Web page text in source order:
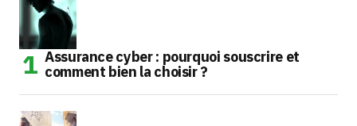
Assurance cyber : pourquoi souscrire et
comment bien la choisir ?